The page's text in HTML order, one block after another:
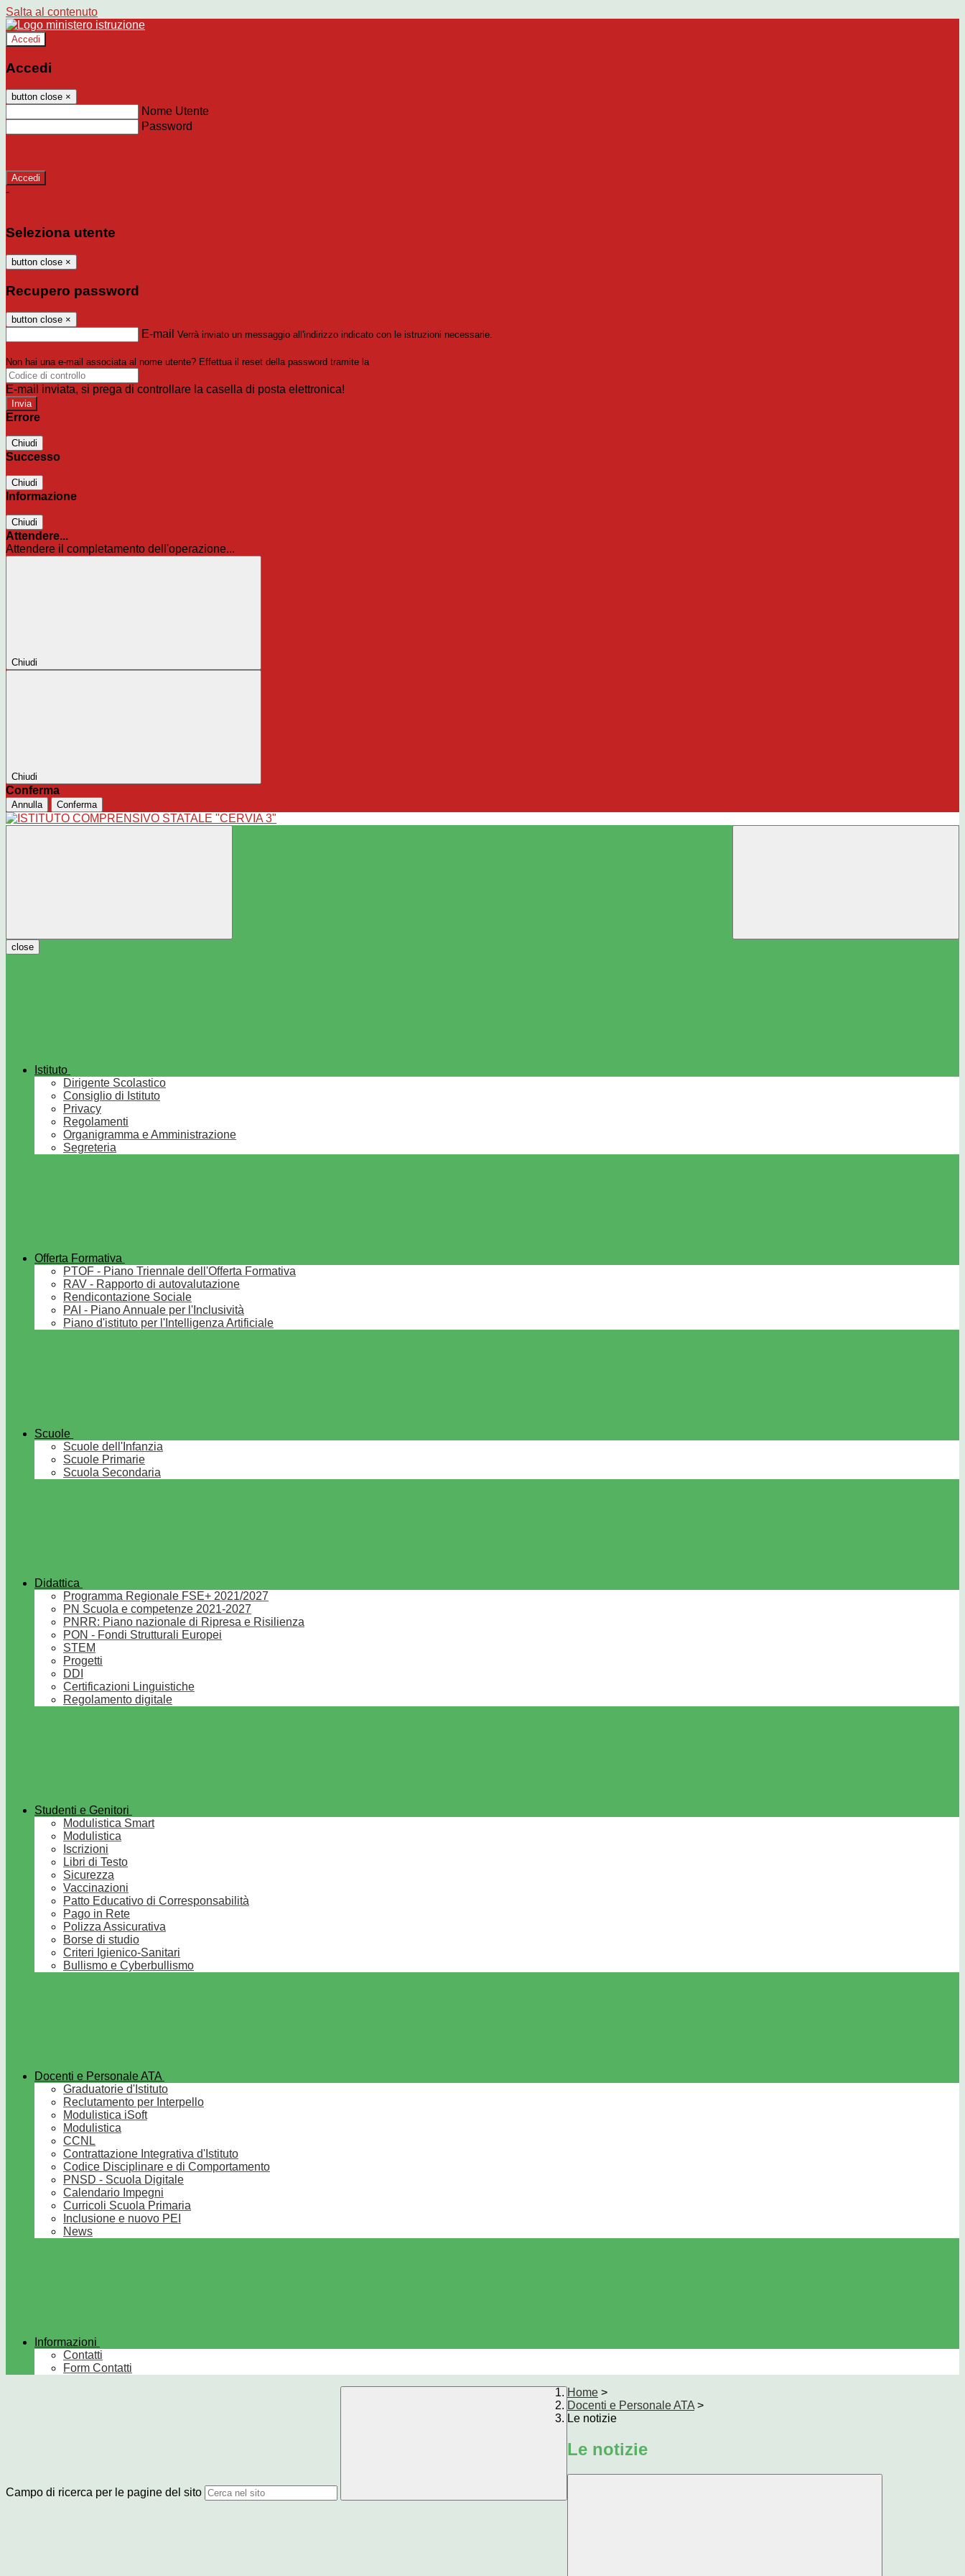
Salta al contenuto
Accedi
Accedi
button close ×
Nome Utente
Password
-
Seleziona utente
button close ×
Recupero password
button close ×
E-mail Verrà inviato un messaggio all'indirizzo indicato con le istruzioni necessarie.
Non hai una e-mail associata al nome utente? Effettua il reset della password tramite la
E-mail inviata, si prega di controllare la casella di posta elettronica!
Errore
Chiudi
Successo
Chiudi
Informazione
Chiudi
Attendere...
Attendere il completamento dell'operazione...
Chiudi
Chiudi
Conferma
Annulla Conferma
close
Istituto
Dirigente Scolastico
Consiglio di Istituto
Privacy
Regolamenti
Organigramma e Amministrazione
Segreteria
Offerta Formativa
PTOF - Piano Triennale dell'Offerta Formativa
RAV - Rapporto di autovalutazione
Rendicontazione Sociale
PAI - Piano Annuale per l'Inclusività
Piano d'istituto per l'Intelligenza Artificiale
Scuole
Scuole dell'Infanzia
Scuole Primarie
Scuola Secondaria
Didattica
Programma Regionale FSE+ 2021/2027
PN Scuola e competenze 2021-2027
PNRR: Piano nazionale di Ripresa e Risilienza
PON - Fondi Strutturali Europei
STEM
Progetti
DDI
Certificazioni Linguistiche
Regolamento digitale
Studenti e Genitori
Modulistica Smart
Modulistica
Iscrizioni
Libri di Testo
Sicurezza
Vaccinazioni
Patto Educativo di Corresponsabilità
Pago in Rete
Polizza Assicurativa
Borse di studio
Criteri Igienico-Sanitari
Bullismo e Cyberbullismo
Docenti e Personale ATA
Graduatorie d'Istituto
Reclutamento per Interpello
Modulistica iSoft
Modulistica
CCNL
Contrattazione Integrativa d'Istituto
Codice Disciplinare e di Comportamento
PNSD - Scuola Digitale
Calendario Impegni
Curricoli Scuola Primaria
Inclusione e nuovo PEI
News
Informazioni
Contatti
Form Contatti
Campo di ricerca per le pagine del sito
Home >
Docenti e Personale ATA >
Le notizie
Le notizie